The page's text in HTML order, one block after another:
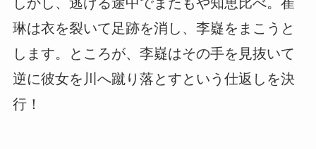
しかし、逃げる途中でまたもや知恵比べ。崔
琳は衣を裂いて足跡を消し、李嶷をまこうと
します。ところが、李嶷はその手を見抜いて
逆に彼女を川へ蹴り落とすという仕返しを決
行！